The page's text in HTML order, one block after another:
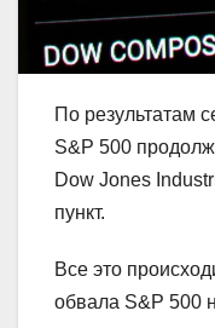
По результатам
S&P 500
Dow Jones
пункт.
Все это
обвала S&P 500